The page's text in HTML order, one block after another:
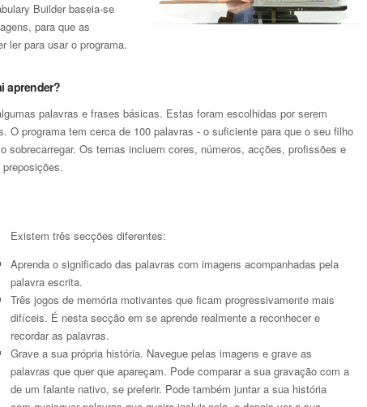
Builder baseia-se
para que as
ler para usar o programa.
aprender?
palavras e frases básicas. Estas foram escolhidas por serem
O programa tem cerca de 100 palavras - o suficiente para que o seu filho
sobrecarregar. Os temas incluem cores, números, acções, profissões e
Existem três secções diferentes:
Aprenda o significado das palavras com imagens acompanhadas pela
palavra escrita.
Três jogos de memória motivantes que ficam progressivamente mais
difíceis. É nesta secção em se aprende realmente a reconhecer e
recordar as palavras.
Grave a sua própria história. Navegue pelas imagens e grave as
palavras que quer que apareçam. Pode comparar a sua gravação com a
de um falante nativo, se preferir. Pode também juntar a sua história